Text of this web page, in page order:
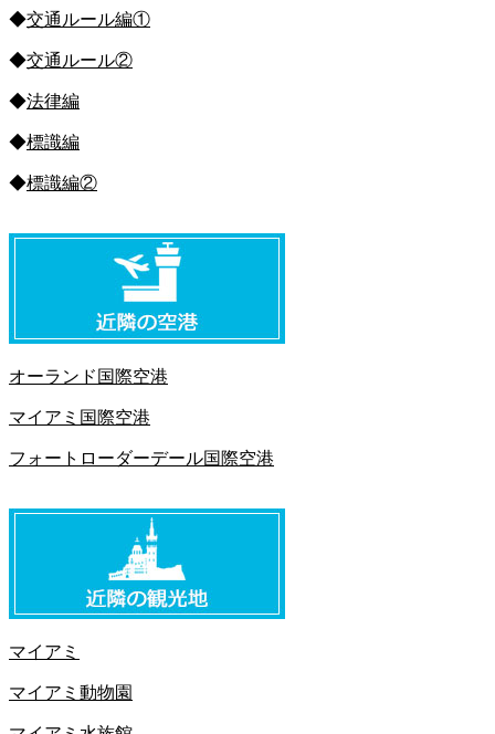
◆交通ルール編①
◆交通ルール②
◆法律編
◆標識編
◆標識編②
オーランド国際空港
マイアミ国際空港
フォートローダーデール国際空港
マイアミ
マイアミ動物園